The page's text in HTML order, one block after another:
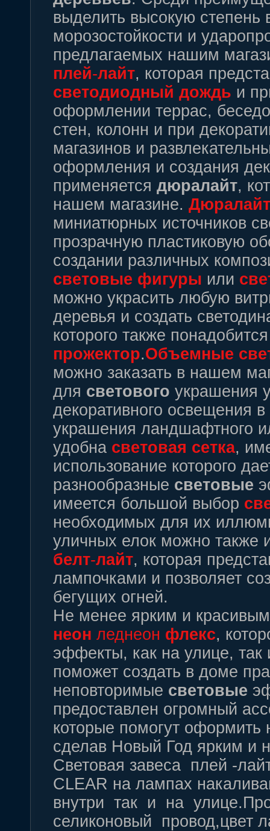
выделить высокую степень
морозостойкости и
предлагаемых нашим
плей-лайт, которая
светодиодный дождь и
оформлении террас,
стен, колонн и при
магазинов и
оформления и создания
применяется дюралайт,
нашем магазине. Дюралайт
миниатюрных источников
прозрачную пластиковую
создании различных
световые фигуры или
можно украсить любую
деревья и создать
которого также
прожектор.Объемные
можно заказать в нашем
для светового украшения
декоративного освещения
украшения ландшафтного
удобна световая сетка,
использование которого
разнообразные световые
имеется большой выбор
необходимых для их
уличных елок можно также
белт-лайт, которая
лампочками и позволяет
бегущих огней.
Не менее ярким и
неон леднеон флекс,
эффекты, как на улице,
поможет создать в доме
неповторимые световые
предоставлен огромный
которые помогут
сделав Новый Год ярким и
Световая завеса плей -
CLEAR на лампах
внутри так и на
селиконовый провод,цвет